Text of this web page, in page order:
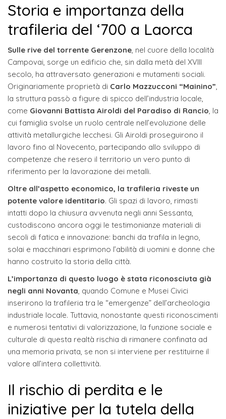
Storia e importanza della
trafileria del ‘700 a Laorca
Sulle rive del torrente Gerenzone, nel cuore della località
Campovai, sorge un edificio che, sin dalla metà del XVIII
secolo, ha attraversato generazioni e mutamenti sociali.
Originariamente proprietà di Carlo Mazzucconi “Mainino”,
la struttura passò a figure di spicco dell’industria locale,
come Giovanni Battista Airoldi del Paradiso di Rancio, la
cui famiglia svolse un ruolo centrale nell’evoluzione delle
attività metallurgiche lecchesi. Gli Airoldi proseguirono il
lavoro fino al Novecento, partecipando allo sviluppo di
competenze che resero il territorio un vero punto di
riferimento per la lavorazione dei metalli.
Oltre all’aspetto economico, la trafileria riveste un
potente valore identitario. Gli spazi di lavoro, rimasti
intatti dopo la chiusura avvenuta negli anni Sessanta,
custodiscono ancora oggi le testimonianze materiali di
secoli di fatica e innovazione: banchi da trafila in legno,
solai e macchinari esprimono l’abilità di uomini e donne che
hanno costruito la storia della città.
L’importanza di questo luogo è stata riconosciuta già
negli anni Novanta, quando Comune e Musei Civici
inserirono la trafileria tra le “emergenze” dell’archeologia
industriale locale. Tuttavia, nonostante questi riconoscimenti
e numerosi tentativi di valorizzazione, la funzione sociale e
culturale di questa realtà rischia di rimanere confinata ad
una memoria privata, se non si interviene per restituirne il
valore all’intera collettività.
Il rischio di perdita e le
iniziative per la tutela della